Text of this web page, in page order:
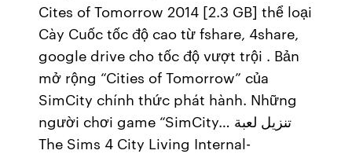
Cites of Tomorrow 2014 [2.3 GB] thể loại
Cày Cuốc tốc độ cao từ fshare, 4share,
google drive cho tốc độ vượt trội . Bản
mở rộng “Cities of Tomorrow” của
SimCity chính thức phát hành. Những
người chơi game “SimCity… تنزيل لعبة
The Sims 4 City Living Internal-